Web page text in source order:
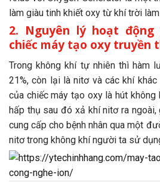
làm giàu tinh khiết oxy từ khí trời
2. Nguyên lý hoạt
chiếc máy tạo oxy truyền
Trong không khí tự nhiên thì hàm
21%, còn lại là nitơ và các khí
của chiếc máy tạo oxy là hút
hấp thụ sau đó xả khí nitơ ra
cung cấp cho bệnh nhân qua một
nitơ trong không khí người ta sử